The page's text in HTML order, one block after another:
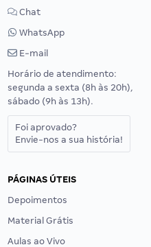
Chat
WhatsApp
E-mail
Horário de atendimento:
segunda a sexta (8h às 20h),
sábado (9h às 13h).
Foi aprovado?
Envie-nos a sua história!
PÁGINAS ÚTEIS
Depoimentos
Material Grátis
Aulas ao Vivo